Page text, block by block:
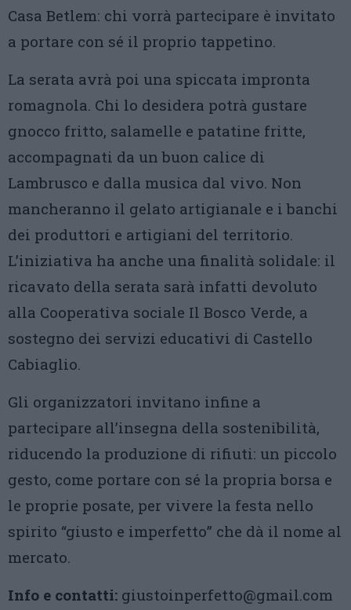
Casa Betlem: chi vorrà partecipare è invitato
a portare con sé il proprio tappetino.
La serata avrà poi una spiccata impronta
romagnola. Chi lo desidera potrà gustare
gnocco fritto, salamelle e patatine fritte,
accompagnati da un buon calice di
Lambrusco e dalla musica dal vivo. Non
mancheranno il gelato artigianale e i banchi
dei produttori e artigiani del territorio.
L’iniziativa ha anche una finalità solidale: il
ricavato della serata sarà infatti devoluto
alla Cooperativa sociale Il Bosco Verde, a
sostegno dei servizi educativi di Castello
Cabiaglio.
Gli organizzatori invitano infine a
partecipare all’insegna della sostenibilità,
riducendo la produzione di rifiuti: un piccolo
gesto, come portare con sé la propria borsa e
le proprie posate, per vivere la festa nello
spirito “giusto e imperfetto” che dà il nome al
mercato.
Info e contatti: giustoinperfetto@gmail.com